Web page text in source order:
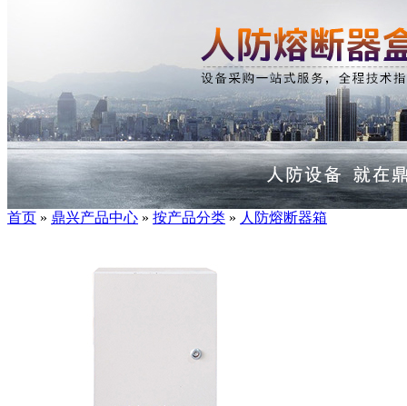
首页 » 鼎兴产品中心 » 按产品分类 » 人防熔断器箱